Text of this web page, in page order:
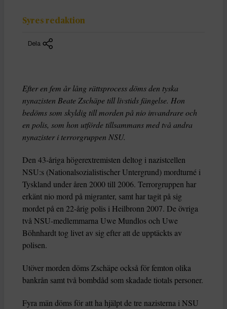
Syres redaktion
Dela
Efter en fem år lång rättsprocess döms den tyska
nynazisten Beate Zschäpe till livstids fängelse. Hon
bedöms som skyldig till morden på nio invandrare och
en polis, som hon utförde tillsammans med två andra
nynazister i terrorgruppen NSU.
Den 43-åriga högerextremisten deltog i nazistcellen
NSU:s (Nationalsozialistischer Untergrund) mordturné i
Tyskland under åren 2000 till 2006. Terrorgruppen har
erkänt nio mord på migranter, samt har tagit på sig
mordet på en 22-årig polis i Heilbronn 2007. De övriga
två NSU-medlemmarna Uwe Mundlos och Uwe
Böhnhardt tog livet av sig efter att de upptäckts av
polisen.
Utöver morden döms Zschäpe också för femton olika
bankrån samt två bombdåd som skadade tiotals personer.
Fyra män döms för att ha hjälpt de tre nazisterna i NSU